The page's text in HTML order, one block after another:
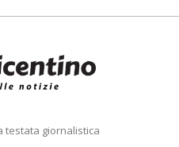
testata giornalistica